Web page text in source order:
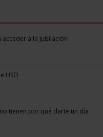
acceder a la jubilación
USO
tienen por qué darte un día